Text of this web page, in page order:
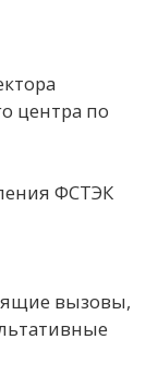
центра по
ФСТЭК
вызовы,